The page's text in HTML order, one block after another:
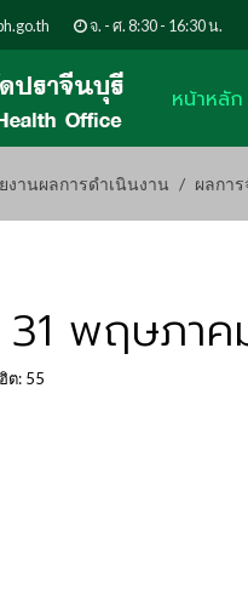
จ. - ศ. 8:30 - 16:30 น.
หน้าหลัก
งานผลการดำเนินงาน ผลกา
31 พฤษภา
ฮิต: 55